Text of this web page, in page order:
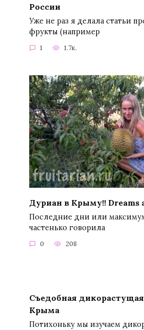
России
Уже не раз я делала статьи
фрукты (например
1 1.7к.
Дуриан в Крыму!! Dreams
Последние дни или
частенько говорила
0 208
Съедобная
Крыма
Потихоньку мы изучаем